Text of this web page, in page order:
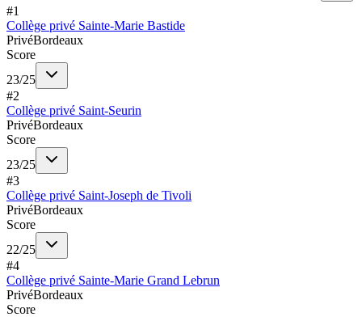
#1
Collège privé Sainte-Marie Bastide
PrivéBordeaux
Score
23/25
#2
Collège privé Saint-Seurin
PrivéBordeaux
Score
23/25
#3
Collège privé Saint-Joseph de Tivoli
PrivéBordeaux
Score
22/25
#4
Collège privé Sainte-Marie Grand Lebrun
PrivéBordeaux
Score